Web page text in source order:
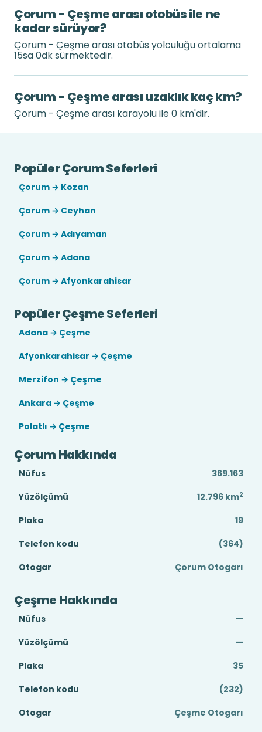
Çorum - Çeşme arası otobüs ile ne
kadar sürüyor?
Çorum - Çeşme arası otobüs yolculuğu ortalama
15sa 0dk sürmektedir.
Çorum - Çeşme arası uzaklık kaç km?
Çorum - Çeşme arası karayolu ile 0 km'dir.
Popüler Çorum Seferleri
Çorum → Kozan
Çorum → Ceyhan
Çorum → Adıyaman
Çorum → Adana
Çorum → Afyonkarahisar
Popüler Çeşme Seferleri
Adana → Çeşme
Afyonkarahisar → Çeşme
Merzifon → Çeşme
Ankara → Çeşme
Polatlı → Çeşme
Çorum Hakkında
Nüfus
369.163
Yüzölçümü
12.796 km2
Plaka
19
Telefon kodu
(364)
Otogar
Çorum Otogarı
Çeşme Hakkında
Nüfus
—
Yüzölçümü
—
Plaka
35
Telefon kodu
(232)
Otogar
Çeşme Otogarı